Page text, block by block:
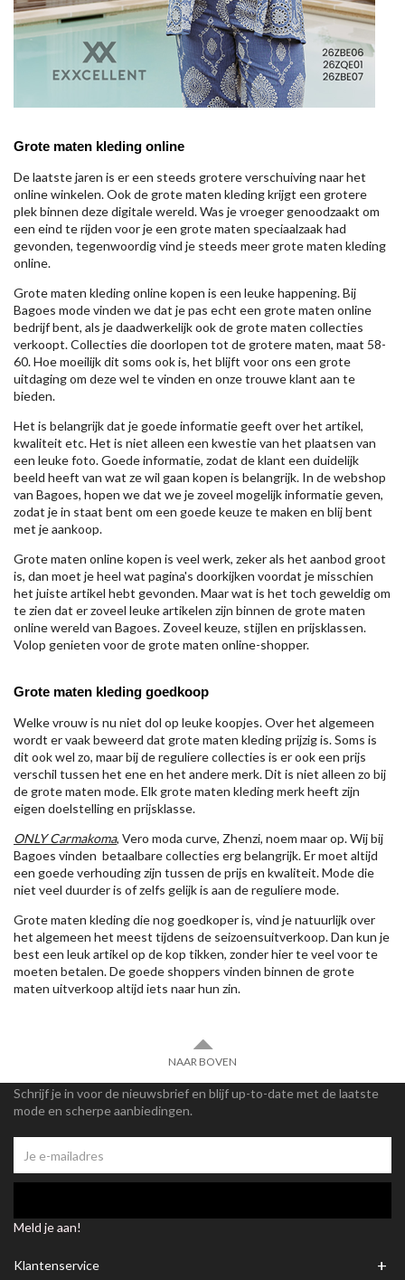
Grote maten kleding online
De laatste jaren is er een steeds grotere verschuiving naar het
online winkelen. Ook de grote maten kleding krijgt een grotere
plek binnen deze digitale wereld. Was je vroeger genoodzaakt om
een eind te rijden voor je een grote maten speciaalzaak had
gevonden, tegenwoordig vind je steeds meer grote maten kleding
online.
Grote maten kleding online kopen is een leuke happening. Bij
Bagoes mode vinden we dat je pas echt een grote maten online
bedrijf bent, als je daadwerkelijk ook de grote maten collecties
verkoopt. Collecties die doorlopen tot de grotere maten, maat 58-
60. Hoe moeilijk dit soms ook is, het blijft voor ons een grote
uitdaging om deze wel te vinden en onze trouwe klant aan te
bieden.
Het is belangrijk dat je goede informatie geeft over het artikel,
kwaliteit etc. Het is niet alleen een kwestie van het plaatsen van
een leuke foto. Goede informatie, zodat de klant een duidelijk
beeld heeft van wat ze wil gaan kopen is belangrijk. In de webshop
van Bagoes, hopen we dat we je zoveel mogelijk informatie geven,
zodat je in staat bent om een goede keuze te maken en blij bent
met je aankoop.
Grote maten online kopen is veel werk, zeker als het aanbod groot
is, dan moet je heel wat pagina's doorkijken voordat je misschien
het juiste artikel hebt gevonden. Maar wat is het toch geweldig om
te zien dat er zoveel leuke artikelen zijn binnen de grote maten
online wereld van Bagoes. Zoveel keuze, stijlen en prijsklassen.
Volop genieten voor de grote maten online-shopper.
Grote maten kleding goedkoop
Welke vrouw is nu niet dol op leuke koopjes. Over het algemeen
wordt er vaak beweerd dat grote maten kleding prijzig is. Soms is
dit ook wel zo, maar bij de reguliere collecties is er ook een prijs
verschil tussen het ene en het andere merk. Dit is niet alleen zo bij
de grote maten mode. Elk grote maten kleding merk heeft zijn
eigen doelstelling en prijsklasse.
ONLY Carmakoma, Vero moda curve, Zhenzi, noem maar op. Wij bij
Bagoes vinden betaalbare collecties erg belangrijk. Er moet altijd
een goede verhouding zijn tussen de prijs en kwaliteit. Mode die
niet veel duurder is of zelfs gelijk is aan de reguliere mode.
Grote maten kleding die nog goedkoper is, vind je natuurlijk over
het algemeen het meest tijdens de seizoensuitverkoop. Dan kun je
best een leuk artikel op de kop tikken, zonder hier te veel voor te
moeten betalen. De goede shoppers vinden binnen de grote
maten uitverkoop altijd iets naar hun zin.
NAAR BOVEN
Schrijf je in voor de nieuwsbrief en blijf up-to-date met de laatste
mode en scherpe aanbiedingen.
Meld je aan!
Klantenservice +